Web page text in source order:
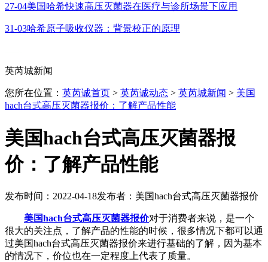
27-04美国哈希快速高压灭菌器在医疗与诊所场景下应用
31-03哈希原子吸收仪器：背景校正的原理
英芮城新闻
您所在位置： 英芮诚首页 > 英芮诚动态 > 英芮城新闻 > 美国
hach台式高压灭菌器报价：了解产品性能
美国hach台式高压灭菌器报
价：了解产品性能
发布时间：2022-04-18发布者：美国hach台式高压灭菌器报价
美国hach台式高压灭菌器报价对于消费者来说，是一个
很大的关注点，了解产品的性能的时候，很多情况下都可以通
过美国hach台式高压灭菌器报价来进行基础的了解，因为基本
的情况下，价位也在一定程度上代表了质量。